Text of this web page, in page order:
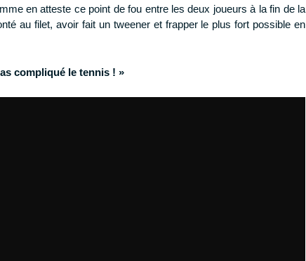
en atteste ce point de fou entre les deux joueurs à la fin de la
au filet, avoir fait un tweener et frapper le plus fort possible en
compliqué le tennis ! »